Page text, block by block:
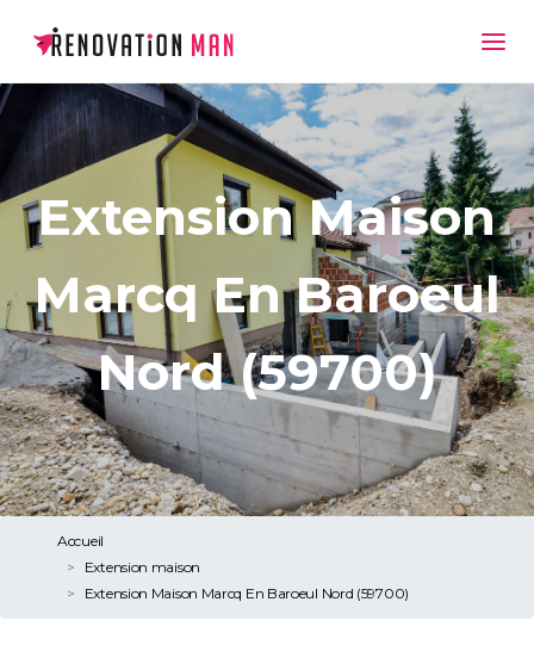
Extension Maison
Marcq En Baroeul
Nord (59700)
Accueil
Extension maison
Extension Maison Marcq En Baroeul Nord (59700)